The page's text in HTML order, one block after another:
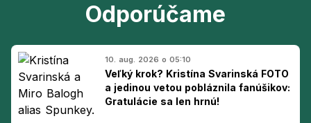
Odporúčame
10. aug. 2026 o 05:10
Veľký krok? Kristína Svarinská FOTO
a jedinou vetou pobláznila fanúšikov:
Gratulácie sa len hrnú!